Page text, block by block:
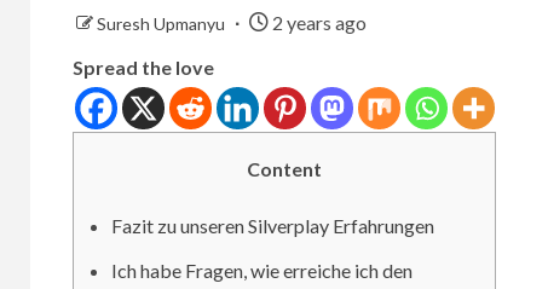
Suresh Upmanyu
2 years ago
Spread the love
Content
Fazit zu unseren Silverplay Erfahrungen
Ich habe Fragen, wie erreiche ich den